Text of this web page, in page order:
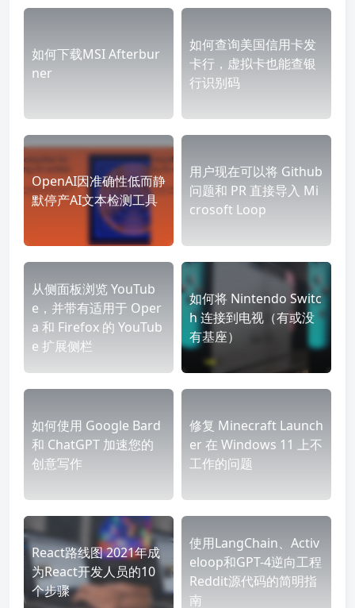
如何下载MSI Afterbur
ner
如何查询美国信用卡发
卡行，虚拟卡也能查银
行识别码
OpenAI因准确性低而静
默停产AI文本检测工具
用户现在可以将 Github
问题和 PR 直接导入 Mi
crosoft Loop
从侧面板浏览 YouTub
e，并带有适用于 Oper
a 和 Firefox 的 YouTub
e 扩展侧栏
如何将 Nintendo Switc
h 连接到电视（有或没
有基座）
如何使用 Google Bard
和 ChatGPT 加速您的
创意写作
修复 Minecraft Launch
er 在 Windows 11 上不
工作的问题
React路线图 2021年成
为React开发人员的10
个步骤
使用LangChain、Activ
eloop和GPT-4逆向工程
Reddit源代码的简明指
南